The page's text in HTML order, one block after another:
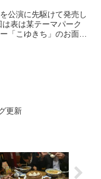
公演に先駆けて発売し
表は某テーマパーク
「こゆきち」のお面
更新